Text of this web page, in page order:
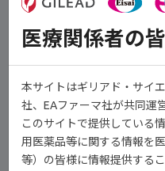
。
患者さんの状態によっては
あるため、医師の指示に従っ
医療関係者の
本サイトはギリアド・サイ
社、EAファーマ社が共同運
このサイトで提供している
用医薬品等に関する情報を
等）の皆様に情報提供する